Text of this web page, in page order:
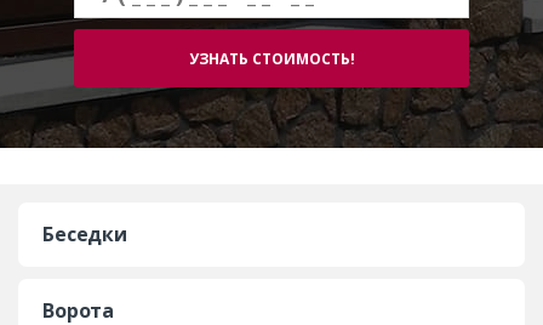
Беседки
Ворота